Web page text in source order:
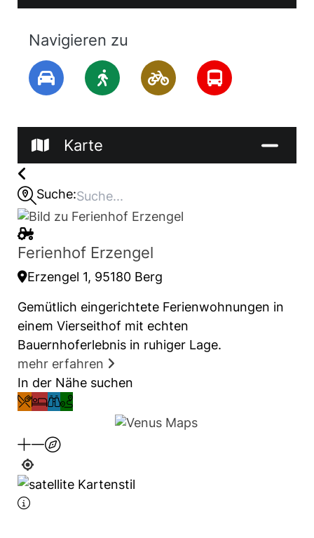
Navigieren zu
Karte
Suche:
Ferienhof Erzengel
Erzengel 1, 95180 Berg
Gemütlich eingerichtete Ferienwohnungen in
einem Vierseithof mit echten
Bauernhoferlebnis in ruhiger Lage.
mehr erfahren
In der Nähe suchen